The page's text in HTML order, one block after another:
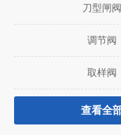
刀型闸阀
调节阀
取样阀
查看全